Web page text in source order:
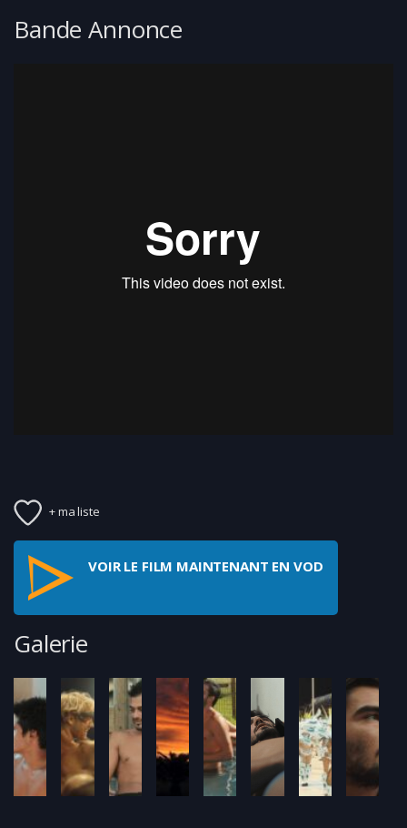
+ ma liste
VOIR LE FILM MAINTENANT EN VOD
Bande Annonce
Galerie